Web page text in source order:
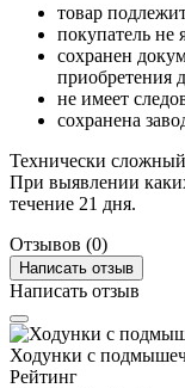
товар
покупатель не
сохранен
приобретения
не имеет
сохранена
Технически
При выявлении
течение 21 дня.
Отзывов (0)
Написать отзыв
Написать отзыв
Ходунки с
Рейтинг